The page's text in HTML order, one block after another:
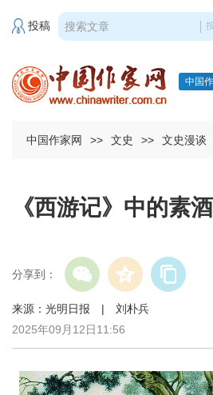
投稿
中国
中国作家网 >> 文史 >> 文史漫谈
《西游记》中的素
分享到：
来源：光明日报 | 刘朴兵
2025年09月12日11:56